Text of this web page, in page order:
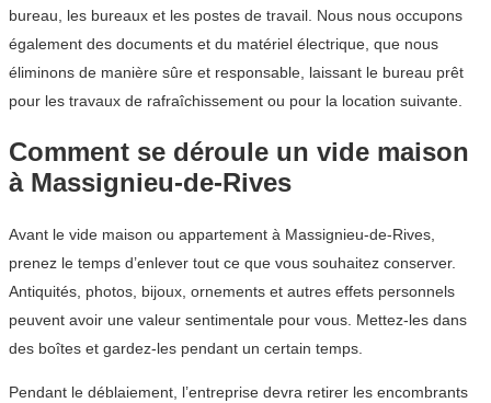
bureau, les bureaux et les postes de travail. Nous nous occupons
également des documents et du matériel électrique, que nous
éliminons de manière sûre et responsable, laissant le bureau prêt
pour les travaux de rafraîchissement ou pour la location suivante.
Comment se déroule un vide maison
à Massignieu-de-Rives
Avant le vide maison ou appartement à Massignieu-de-Rives,
prenez le temps d’enlever tout ce que vous souhaitez conserver.
Antiquités, photos, bijoux, ornements et autres effets personnels
peuvent avoir une valeur sentimentale pour vous. Mettez-les dans
des boîtes et gardez-les pendant un certain temps.
Pendant le déblaiement, l’entreprise devra retirer les encombrants